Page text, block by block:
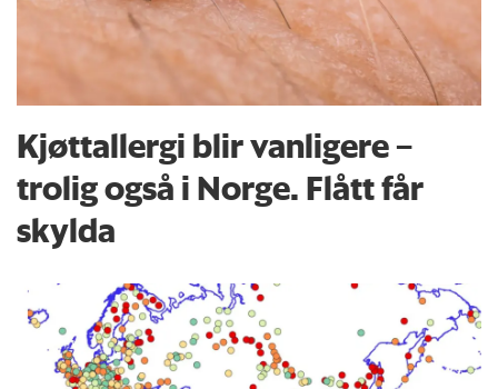
Kjøttallergi blir vanligere –
trolig også i Norge. Flått får
skylda